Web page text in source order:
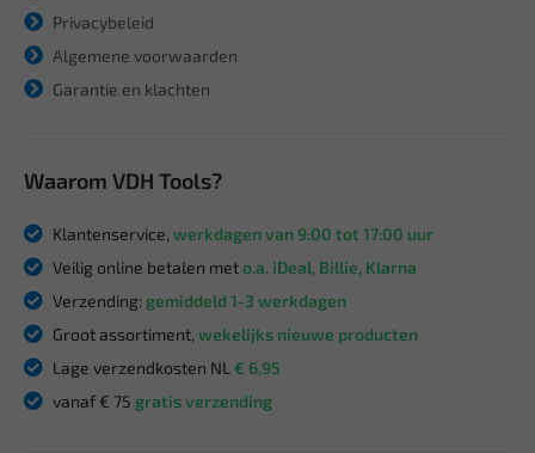
Privacybeleid
Algemene voorwaarden
Garantie en klachten
Waarom VDH Tools?
Klantenservice, werkdagen van 9:00 tot 17:00 uur
Veilig online betalen meto.a. iDeal, Billie, Klarna
Verzending: gemiddeld 1-3 werkdagen
Groot assortiment, wekelijks nieuwe producten
Lage verzendkosten NL € 6,95
vanaf € 75 gratis verzending